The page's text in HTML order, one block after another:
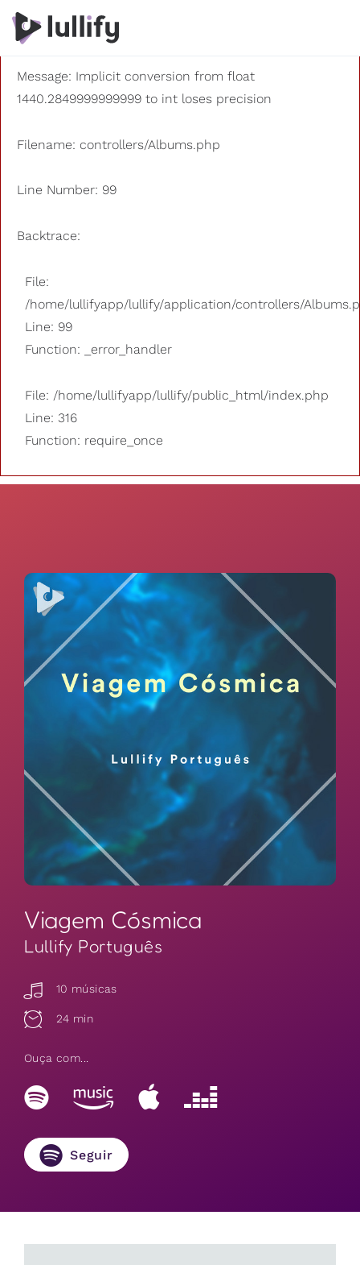
A PHP Error was encountered
Severity: 8192
Message: Implicit conversion from float
1440.2849999999999 to int loses precision
Filename: controllers/Albums.php
Line Number: 99
Backtrace:
File:
/home/lullifyapp/lullify/application/controllers/
Line: 99
Function: _error_handler
File: /home/lullifyapp/lullify/public_html/index.php
Line: 316
Function: require_once
Viagem Cósmica
Lullify Português
10 músicas
24 min
Ouça com...
Seguir